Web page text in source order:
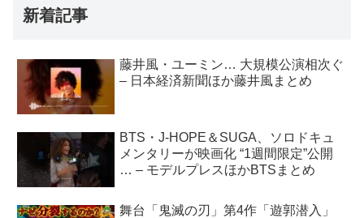
新着記事
藤井風・ユーミン… 大規模公演相次ぐ
– 日本経済新聞ほか藤井風まとめ
BTS・J-HOPE＆SUGA、ソロドキュ
メンタリーが映画化 “1週間限定”公開
… – モデルプレスほかBTSまとめ
舞台「鬼滅の刃」第4作「遊郭潜入」